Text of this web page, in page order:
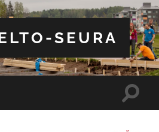
SEURA
Toggle